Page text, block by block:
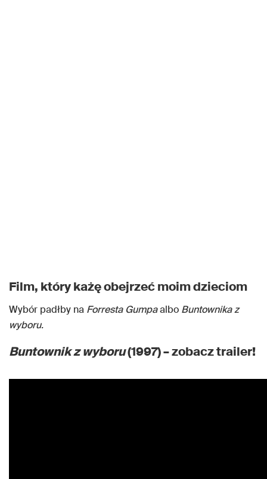
Film, który każę obejrzeć moim dzieciom
Wybór padłby na Forresta Gumpaalbo Buntownika z
wyboru.
Buntownik z wyboru(1997) – zobacz trailer!